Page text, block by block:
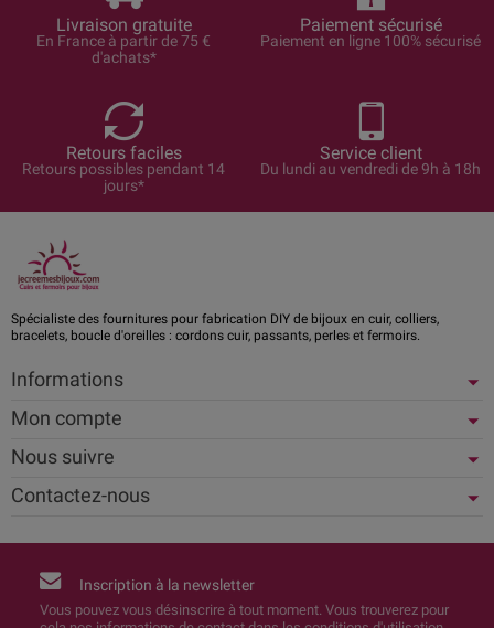
Livraison gratuite
En France à partir de 75 €
d'achats*
Paiement sécurisé
Paiement en ligne 100% sécurisé
Retours faciles
Retours possibles pendant 14
jours*
Service client
Du lundi au vendredi de 9h à 18h
Spécialiste des fournitures pour fabrication DIY de bijoux en cuir, colliers,
bracelets, boucle d'oreilles : cordons cuir, passants, perles et fermoirs.
Informations
Mon compte
Nous suivre
Contactez-nous
Inscription à la newsletter
Vous pouvez vous désinscrire à tout moment. Vous trouverez pour